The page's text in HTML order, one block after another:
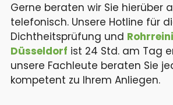
Gerne beraten wir Sie hierüber
telefonisch. Unsere Hotline für
Dichtheitsprüfung und
Düsseldorf ist 24 Std. am Tag
unsere Fachleute beraten Sie
kompetent zu Ihrem Anliegen.